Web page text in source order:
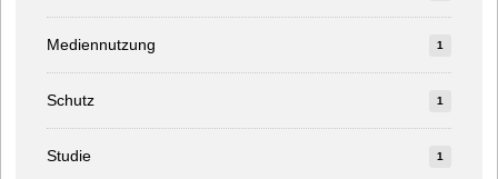
Mediennutzung 1
Schutz 1
Studie 1